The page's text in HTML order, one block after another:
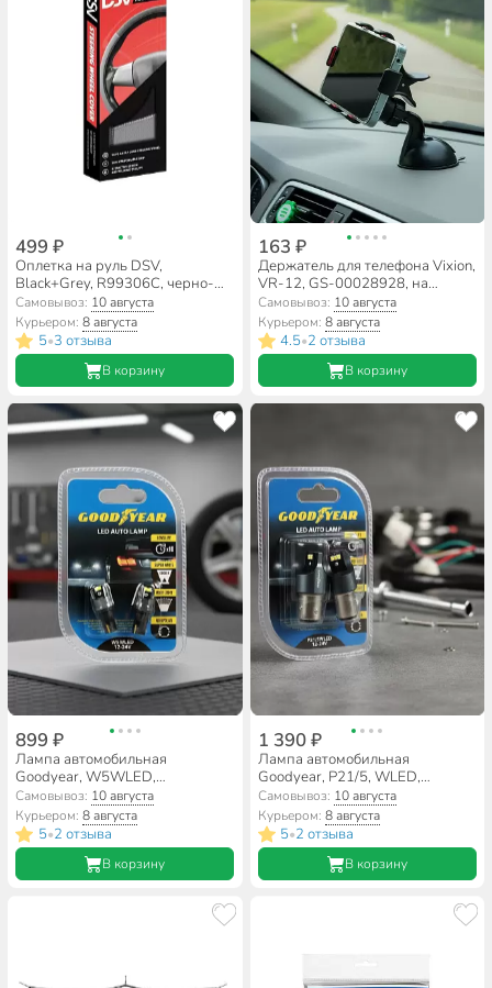
499 ₽
Оплетка на руль DSV,
Black+Grey, R99306C, черно-
серая
Самовывоз: 10 августа
Курьером:8 августа
5•3 отзыва
В корзину
163 ₽
Держатель для телефона Vixion,
VR-12, GS-00028928, на
присоске, черный
Самовывоз: 10 августа
Курьером: 8 августа
4.5•2 отзыва
В корзину
899 ₽
Лампа автомобильная
Goodyear, W5WLED,
GY012021, W5WLED 12-24V, 2
шт, светодиодная
Самовывоз: 10 августа
Курьером:8 августа
5•2 отзыва
В корзину
1 390 ₽
Лампа автомобильная
Goodyear, P21/5, WLED,
GY015005, 12-24V, 2 шт,
светодиодная
Самовывоз: 10 августа
Курьером: 8 августа
5•2 отзыва
В корзину